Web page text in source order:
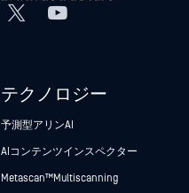
テクノロジー
予測型アリンAI
AIコンテンツインスペクター
Metascan™ Multiscanning